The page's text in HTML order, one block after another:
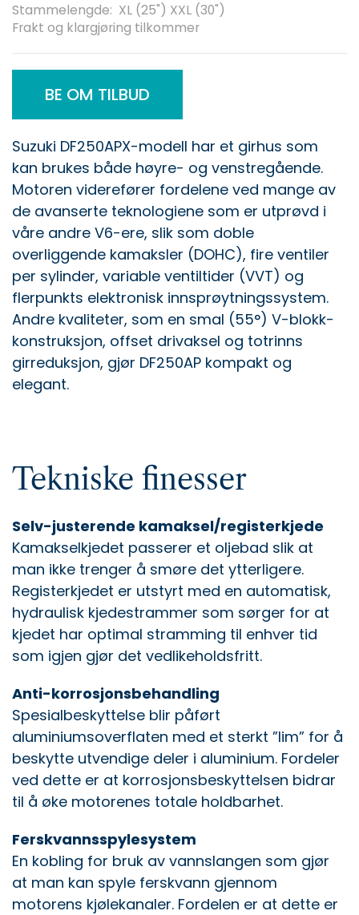
Stammelengde: XL (25") XXL (30")
Frakt og klargjøring tilkommer
BE OM TILBUD
Suzuki DF250APX-modell har et girhus som
kan brukes både høyre- og venstregående.
Motoren viderefører fordelene ved mange av
de avanserte teknologiene som er utprøvd i
våre andre V6-ere, slik som doble
overliggende kamaksler (DOHC), fire ventiler
per sylinder, variable ventiltider (VVT) og
flerpunkts elektronisk innsprøytningssystem.
Andre kvaliteter, som en smal (55°) V-blokk-
konstruksjon, offset drivaksel og totrinns
girreduksjon, gjør DF250AP kompakt og
elegant.
Tekniske finesser
Selv-justerende kamaksel/registerkjede
Kamakselkjedet passerer et oljebad slik at
man ikke trenger å smøre det ytterligere.
Registerkjedet er utstyrt med en automatisk,
hydraulisk kjedestrammer som sørger for at
kjedet har optimal stramming til enhver tid
som igjen gjør det vedlikeholdsfritt.
Anti-korrosjonsbehandling
Spesialbeskyttelse blir påført
aluminiumsoverflaten med et sterkt ”lim” for å
beskytte utvendige deler i aluminium. Fordeler
ved dette er at korrosjonsbeskyttelsen bidrar
til å øke motorenes totale holdbarhet.
Ferskvannsspylesystem
En kobling for bruk av vannslangen som gjør
at man kan spyle ferskvann gjennom
motorens kjølekanaler. Fordelen er at dette er